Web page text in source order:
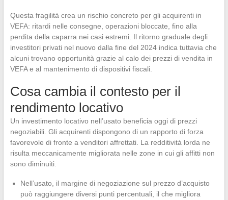
Questa fragilità crea un rischio concreto per gli acquirenti in
VEFA: ritardi nelle consegne, operazioni bloccate, fino alla
perdita della caparra nei casi estremi. Il ritorno graduale degli
investitori privati nel nuovo dalla fine del 2024 indica tuttavia che
alcuni trovano opportunità grazie al calo dei prezzi di vendita in
VEFA e al mantenimento di dispositivi fiscali.
Cosa cambia il contesto per il
rendimento locativo
Un investimento locativo nell’usato beneficia oggi di prezzi
negoziabili. Gli acquirenti dispongono di un rapporto di forza
favorevole di fronte a venditori affrettati. La redditività lorda ne
risulta meccanicamente migliorata nelle zone in cui gli affitti non
sono diminuiti.
Nell’usato, il margine di negoziazione sul prezzo d’acquisto
può raggiungere diversi punti percentuali, il che migliora